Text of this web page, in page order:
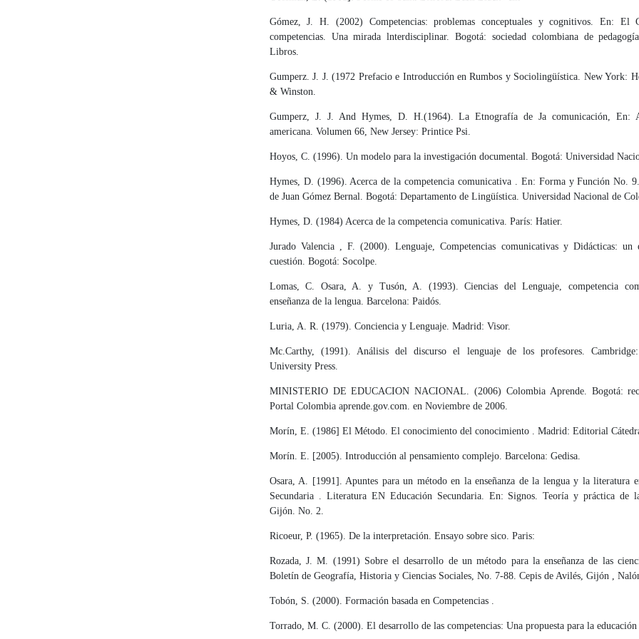
Gómez, J. H. (2002) Competencias: problemas conceptuales y cognitivos. En: El
competencias. Una mirada lnterdisciplinar. Bogotá: sociedad colombiana de
Libros.
Gumperz. J. J. (1972 Prefacio e Introducción en Rumbos y Sociolingüística. New York:
& Winston.
Gumperz, J. J. And Hymes, D. H.(1964). La Etnografía de Ja comunicación, En:
americana. Volumen 66, New Jersey: Printice Psi.
Hoyos, C. (1996). Un modelo para la investigación documental. Bogotá: Universidad
Hymes, D. (1996). Acerca de la competencia comunicativa . En: Forma y Función No.
de Juan Gómez Bernal. Bogotá: Departamento de Lingüística. Universidad Nacional de
Hymes, D. (1984) Acerca de la competencia comunicativa. París: Hatier.
Jurado Valencia , F. (2000). Lenguaje, Competencias comunicativas y Didácticas: un
cuestión. Bogotá: Socolpe.
Lomas, C. Osara, A. y Tusón, A. (1993). Ciencias del Lenguaje, competencia
enseñanza de la lengua. Barcelona: Paidós.
Luria, A. R. (1979). Conciencia y Lenguaje. Madrid: Visor.
Mc.Carthy, (1991). Análisis del discurso el lenguaje de los profesores.
University Press.
MINISTERIO DE EDUCACION NACIONAL. (2006) Colombia Aprende. Bogotá:
Portal Colombia aprende.gov.com. en Noviembre de 2006.
Morín, E. (1986] El Método. El conocimiento del conocimiento . Madrid: Editorial
Morín. E. [2005). Introducción al pensamiento complejo. Barcelona: Gedisa.
Osara, A. [1991]. Apuntes para un método en la enseñanza de la lengua y la literatura
Secundaria . Literatura EN Educación Secundaria. En: Signos. Teoría y prácti­ca de
Gijón. No. 2.
Ricoeur, P. (1965). De la interpretación. Ensayo sobre sico. Paris:
Rozada, J. M. (1991) Sobre el desarrollo de un método para la enseñanza de las
Boletín de Geografía, Historia y Ciencias Sociales, No. 7-88. Cepis de Avilés, Gijón ,
Tobón, S. (2000). Formación basada en Competencias .
Torrado, M. C. (2000). El desarrollo de las competencias: Una propuesta para la